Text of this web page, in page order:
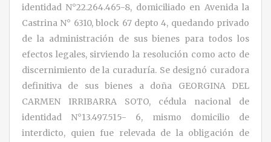
identidad N°22.264.465-8, domiciliado en Avenida la
Castrina N° 6310, block 67 depto 4, quedando privado
de la administración de sus bienes para todos los
efectos legales, sirviendo la resolución como acto de
discernimiento de la curaduría. Se designó curadora
definitiva de sus bienes a doña GEORGINA DEL
CARMEN IRRIBARRA SOTO, cédula nacional de
identidad N°13.497.515- 6, mismo domicilio de
interdicto, quien fue relevada de la obligación de